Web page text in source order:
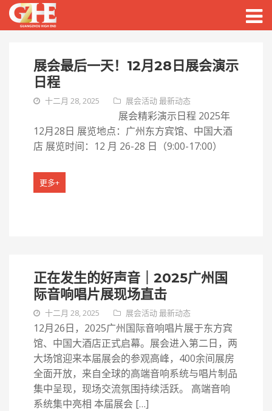
展会最后一天！12月28日展会演示
日程
十二月 28, 2025 展会活动最新动态
展会精彩演示日程 2025年
12月28日 展览地点：广州东方宾馆、中国大酒
店 展览时间：12 月 26-28 日（9:00-17:00）
更多+
正在发生的好声音｜2025广州国
际音响唱片展现场直击
十二月 28, 2025 展会活动最新动态
12月26日，2025广州国际音响唱片展于东方宾
馆、中国大酒店正式启幕。展会进入第二日，两
大场馆迎来本届展会的参观高峰，400余间展房
全面开放，来自全球的高端音响系统与唱片制品
集中呈现，现场交流氛围持续活跃。 高端音响
系统集中亮相 本届展会 […]